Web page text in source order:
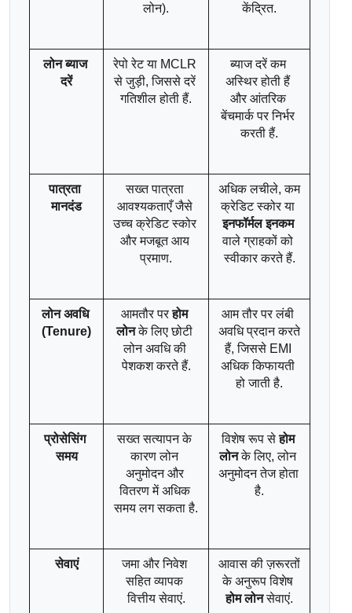
लोन).
केंद्रित.
लोन ब्याज
दरें
रेपो रेट या MCLR
से जुड़ी, जिससे दरें
गतिशील होती हैं.
ब्याज दरें कम
अस्थिर होती हैं
और आंतरिक
बेंचमार्क पर निर्भर
करती हैं.
पात्रता
मानदंड
सख्त पात्रता
आवश्यकताएँ जैसे
उच्च क्रेडिट स्कोर
और मजबूत आय
प्रमाण.
अधिक लचीले, कम
इनफॉर्मल इनकम
वाले ग्राहकों को
स्वीकार करते हैं.
लोन अवधि
(Tenure)
आमतौर पर होम
लोन के लिए छोटी
लोन अवधि की
पेशकश करते हैं.
आम तौर पर लंबी
अवधि प्रदान करते
हैं, जिससे EMI
अधिक किफायती
हो जाती है.
प्रोसेसिंग
समय
सख्त सत्यापन के
कारण लोन
अनुमोदन और
वितरण में अधिक
समय लग सकता है.
विशेष रूप से होम
लोन के लिए, लोन
अनुमोदन तेज होता
है.
सेवाएं
जमा और निवेश
सहित व्यापक
वित्तीय सेवाएं.
आवास की ज़रूरतों
होम लोन सेवाएं.